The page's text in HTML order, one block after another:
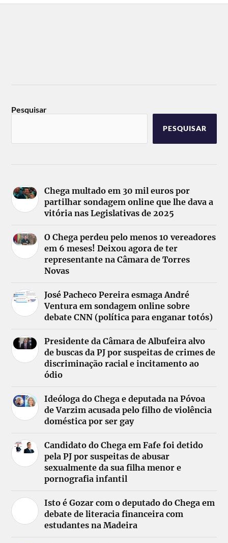
Pesquisar
PESQUISAR
Chega multado em 30 mil euros por
partilhar sondagem online que lhe dava a
vitória nas Legislativas de 2025
O Chega perdeu pelo menos 10 vereadores
em 6 meses! Deixou agora de ter
representante na Câmara de Torres
Novas
José Pacheco Pereira esmaga André
Ventura em sondagem online sobre
debate CNN (política para enganar totós)
Presidente da Câmara de Albufeira alvo
de buscas da PJ por suspeitas de crimes de
discriminação racial e incitamento ao
ódio
Ideóloga do Chega e deputada na Póvoa
de Varzim acusada pelo filho de violência
doméstica por ser gay
Candidato do Chega em Fafe foi detido
pela PJ por suspeitas de abusar
sexualmente da sua filha menor e
pornografia infantil
Isto é Gozar com o deputado do Chega em
debate de literacia financeira com
estudantes na Madeira